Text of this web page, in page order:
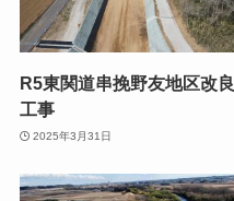
R5東関道串挽野友地区改良
工事
2025年3月31日